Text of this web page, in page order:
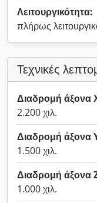
Λειτουργικότητα:
πλήρως
Τεχνικές
Διαδρομή άξονα
2.200 χιλ.
Διαδρομή άξονα
1.500 χιλ.
Διαδρομή άξονα
1.000 χιλ.